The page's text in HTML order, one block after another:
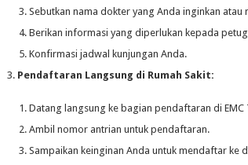
Sebutkan nama dokter yang Anda inginkan
Berikan informasi yang diperlukan kepada
Konfirmasi jadwal kunjungan Anda.
Pendaftaran Langsung di Rumah Sakit:
Datang langsung ke bagian pendaftaran di EMC
Ambil nomor antrian untuk pendaftaran.
Sampaikan keinginan Anda untuk mendaftar ke